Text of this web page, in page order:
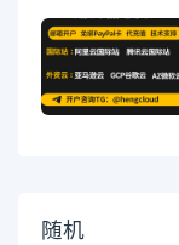
随机